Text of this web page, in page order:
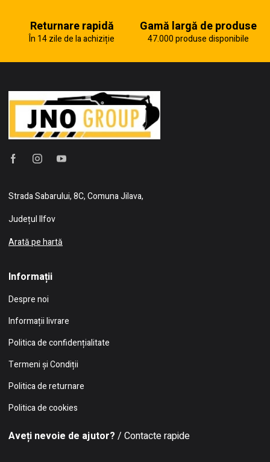
Returnare rapidă
În 14 zile de la achiziție
Gamă largă de produse
47.000 produse disponibile
Strada Sabarului, 8C, Comuna Jilava,
Județul Ilfov
Arată pe hartă
Informații
Despre noi
Informații livrare
Politica de confidențialitate
Termeni și Condiții
Politica de returnare
Politica de cookies
Aveți nevoie de ajutor? / Contacte rapide